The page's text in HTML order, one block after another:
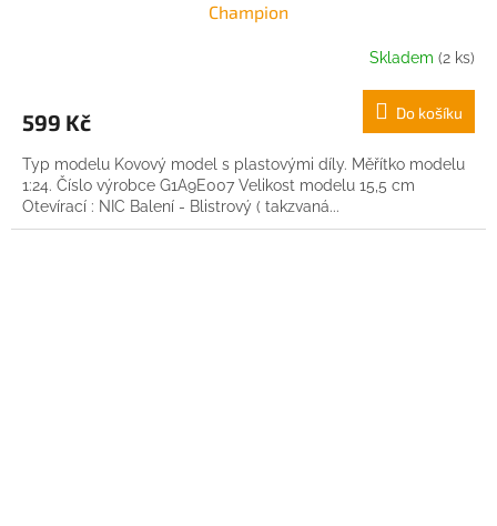
Champion
Skladem (2 ks)
599 Kč Do košíku
Typ modelu Kovový model s plastovými díly. Měřítko modelu
1:24. Číslo výrobce G1A9E007 Velikost modelu 15,5 cm
Otevírací : NIC Balení - Blistrový ( takzvaná...